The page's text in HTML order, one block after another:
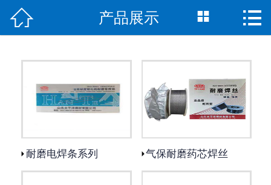
网站首页
新闻资讯
堆焊修复
荣誉资质
 产品展示  
耐磨电焊条系列 气保耐磨药芯焊丝